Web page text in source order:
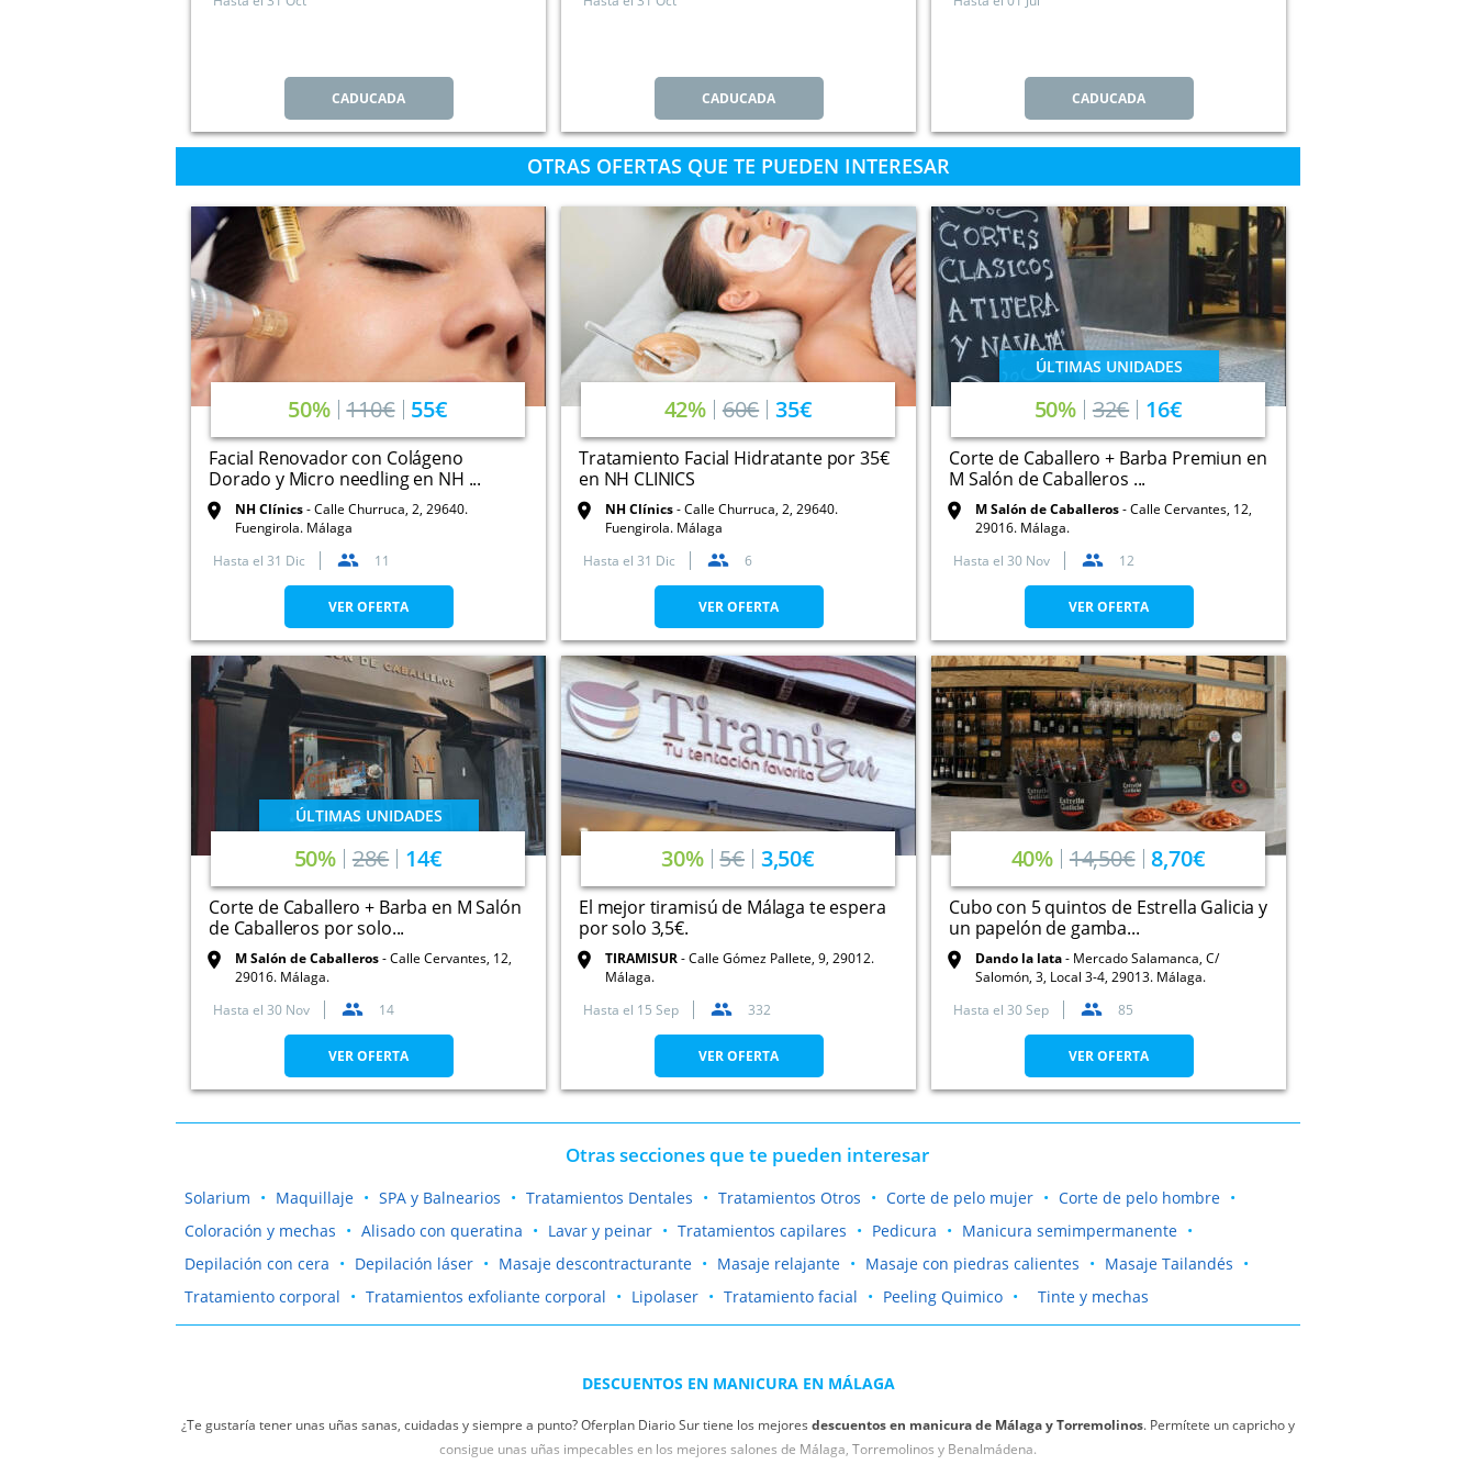
CADUCADA CADUCADA CADUCADA
OTRAS OFERTAS QUE TE PUEDEN INTERESAR
50% 110€ 55€
Facial Renovador con Colágeno
Dorado y Micro needling en NH ...
NH Clínics Calle Churruca, 2, 29640.
Fuengirola. Málaga
Hasta el 31 Dic 11
VER OFERTA
42% 60€ 35€
Tratamiento Facial Hidratante por 35€
en NH CLINICS
NH Clínics Calle Churruca, 2, 29640.
Fuengirola. Málaga
Hasta el 31 Dic 6
VER OFERTA
50% 32€ 16€
Corte de Caballero + Barba Premiun en
M Salón de Caballeros ...
M Salón de Caballeros Calle Cervantes, 12,
29016. Málaga.
Hasta el 30 Nov 12
ÚLTIMAS UNIDADES
VER OFERTA
50% 28€ 14€
Corte de Caballero + Barba en M Salón
de Caballeros por solo...
M Salón de Caballeros Calle Cervantes, 12,
29016. Málaga.
Hasta el 30 Nov 14
ÚLTIMAS UNIDADES
VER OFERTA
30% 5€ 3,50€
El mejor tiramisú de Málaga te espera
por solo 3,5€.
TIRAMISUR Calle Gómez Pallete, 9, 29012.
Málaga.
Hasta el 15 Sep 332
VER OFERTA
40% 14,50€ 8,70€
Cubo con 5 quintos de Estrella Galicia y
un papelón de gamba...
Dando la lata
Mercado Salamanca, C/
Salomón, 3, Local 3-4, 29013. Málaga.
Hasta el 30 Sep 85
VER OFERTA
Otras secciones que te pueden interesar
Solarium Maquillaje SPA y Balnearios Tratamientos Dentales Tratamientos Otros Corte de pelo mujer
Corte de pelo hombre
Coloración y mechas
Alisado con queratina Lavar y peinar Tratamientos capilares Pedicura
Manicura semimpermanente
Depilación con cera
Depilación láser Masaje descontracturante Masaje relajante Masaje con piedras calientes
Masaje Tailandés
Tratamiento corporal
Tratamientos exfoliante corporal Lipolaser Tratamiento facial Peeling Quimico Tinte y mechas
DESCUENTOS EN MANICURA EN MÁLAGA
¿Te gustaría tener unas uñas sanas, cuidadas y siempre a punto? Oferplan Diario Sur tiene los mejores descuentos en manicura de Málaga y Torremolinos. Permítete un capricho y
consigue unas uñas impecables en los mejores salones de Málaga, Torremolinos y Benalmádena.